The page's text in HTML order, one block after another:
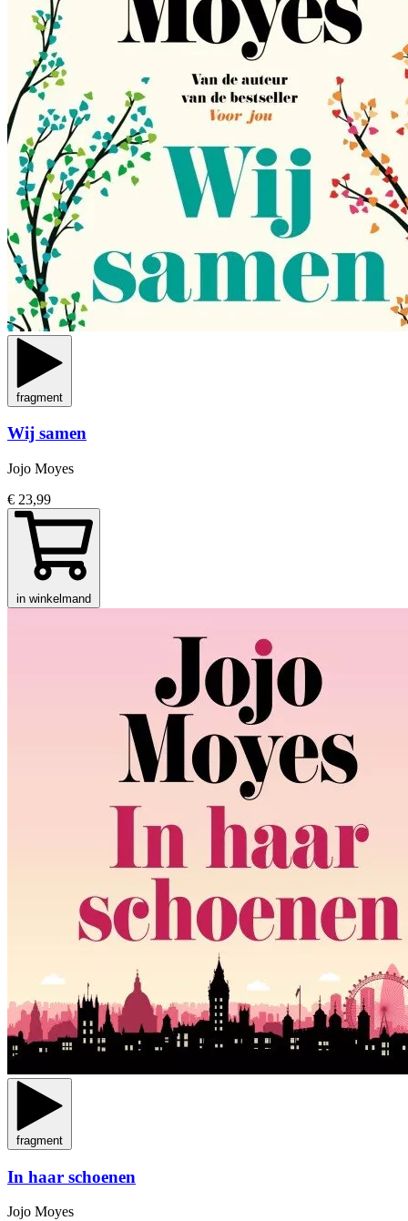
fragment
Wij samen
Jojo Moyes
€ 23,99
in winkelmand
fragment
In haar schoenen
Jojo Moyes